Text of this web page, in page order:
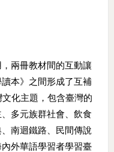
兩冊教材間的互動讓
讀本》之間形成了互補
化主題，包含臺灣的
多元族群社會、飲食
南迴鐵路、民間傳說
外華語學習者學習臺